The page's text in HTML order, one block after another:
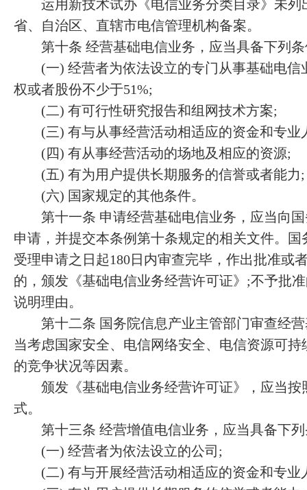
运用新技术试办《电信业务分类目录》未列
省、自治区、直辖市电信管理机构备案。
第十条 经营基础电信业务，应当具备下列条
(一) 经营者为依法设立的专门从事基础电信
权或者股份不少于51%;
(二) 有可行性研究报告和组网技术方案;
(三) 有与从事经营活动相适应的资金和专业
(四) 有从事经营活动的场地及相应的资源;
(五) 有为用户提供长期服务的信誉或者能力;
(六) 国家规定的其他条件。
第十一条 申请经营基础电信业务，应当向国
申请，并提交本条例第十条规定的相关文件。
受理申请之日起180日内审查完毕，作出批准或
的，颁发《基础电信业务经营许可证》;不予批
说明理由。
第十二条 国务院信息产业主管部门审查经营
当考虑国家安全、电信网络安全、电信资源可
的竞争状况等因素。
颁发《基础电信业务经营许可证》，应当按
式。
第十三条 经营增值电信业务，应当具备下列
(一) 经营者为依法设立的公司;
(二) 有与开展经营活动相适应的资金和专业